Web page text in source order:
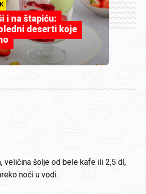
i na štapiću:
deserti koje
veličina šolje od bele kafe ili 2,5 dl,
noći u vodi.